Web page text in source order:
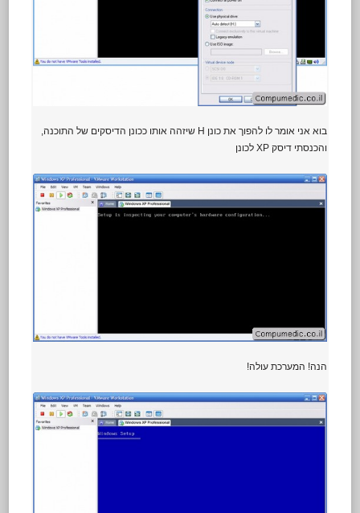
בוא אני אומר לו להפוך את כונן H שיזהה אותו ככונן הדיסקים של התוכנה,
והכנסתי דיסק XP לכונן
הנה! המערכת עולה!